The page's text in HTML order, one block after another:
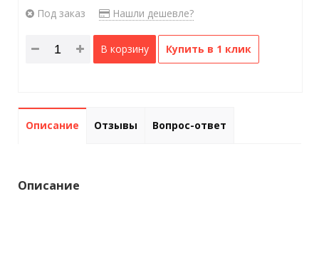
Под заказ Нашли дешевле?
В корзину Купить в 1 клик
Описание Отзывы Вопрос-ответ
Описание